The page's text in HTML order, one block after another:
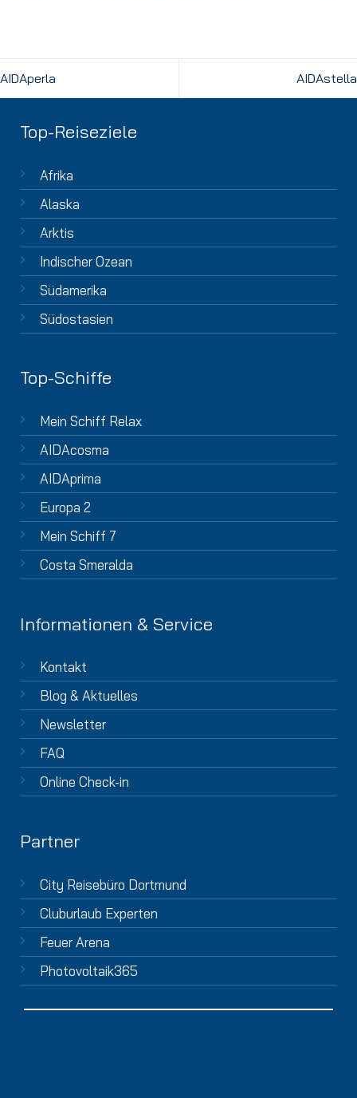
AIDAperla AIDAstella
Top-Reiseziele
Afrika
Alaska
Arktis
Indischer Ozean
Südamerika
Südostasien
Top-Schiffe
Mein Schiff Relax
AIDAcosma
AIDAprima
Europa 2
Mein Schiff 7
Costa Smeralda
Informationen & Service
Kontakt
Blog & Aktuelles
Newsletter
FAQ
Online Check-in
Partner
City Reisebüro Dortmund
Cluburlaub Experten
Feuer Arena
Photovoltaik365